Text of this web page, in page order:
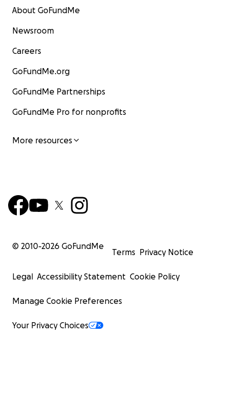
About GoFundMe
Newsroom
Careers
GoFundMe.org
GoFundMe Partnerships
GoFundMe Pro for nonprofits
More resources
© 2010-2026 GoFundMe
Terms Privacy Notice
Legal Accessibility Statement Cookie Policy
Manage Cookie Preferences
Your Privacy Choices